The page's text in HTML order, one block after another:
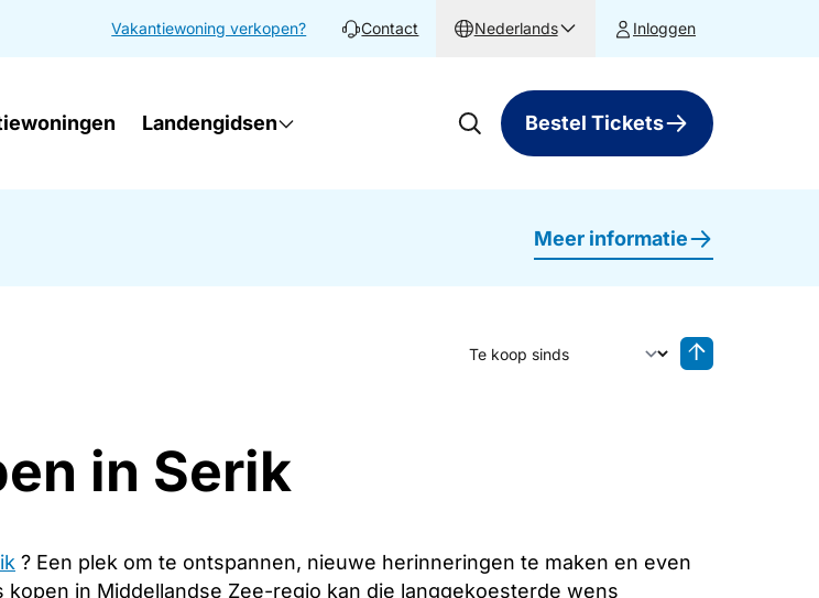
Vakantiewoning verkopen? Contact Nederlands Inloggen
Landengidsen Bestel Tickets
Meer informatie
Sorteer op
in Serik
? Een plek om te ontspannen, nieuwe herinneringen te maken en even
kopen in Middellandse Zee-regio kan die langgekoesterde wens